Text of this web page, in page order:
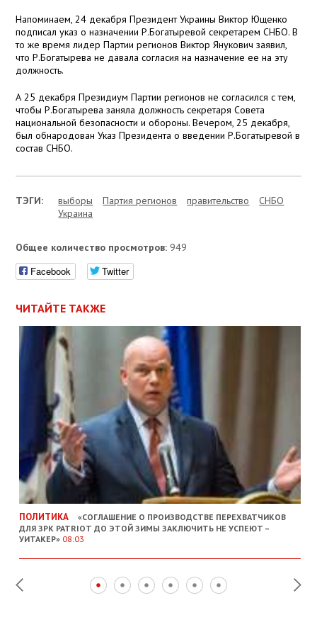
Напоминаем, 24 декабря Президент Украины Виктор Ющенко
подписал указ о назначении Р.Богатыревой секретарем СНБО. В
то же время лидер Партии регионов Виктор Янукович заявил,
что Р.Богатырева не давала согласия на назначение ее на эту
должность.
А 25 декабря Президиум Партии регионов не согласился с тем,
чтобы Р.Богатырева заняла должность секретаря Совета
национальной безопасности и обороны. Вечером, 25 декабря,
был обнародован Указ Президента о введении Р.Богатыревой в
состав СНБО.
ТЭГИ: выборы Партия регионов правительство
СНБО
Украина
Общее количество просмотров: 949
Facebook Twitter
ЧИТАЙТЕ ТАКЖЕ
ПОЛИТИКА
«СОГЛАШЕНИЕ О ПРОИЗВОДСТВЕ ПЕРЕХВАТЧИКОВ
ДЛЯ ЗРК PATRIOT ДО ЭТОЙ ЗИМЫ ЗАКЛЮЧИТЬ НЕ УСПЕЮТ –
УИТАКЕР» 08:03